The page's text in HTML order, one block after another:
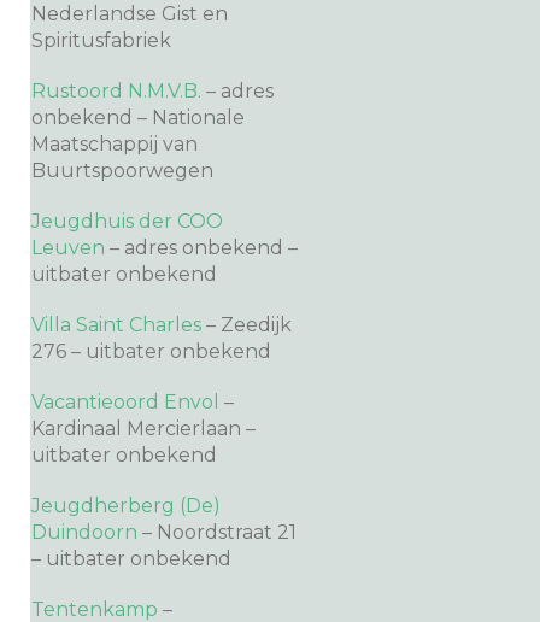
Nederlandse Gist en
Spiritusfabriek
Rustoord N.M.V.B. – adres
onbekend – Nationale
Maatschappij van
Buurtspoorwegen
Jeugdhuis der COO
Leuven – adres onbekend –
uitbater onbekend
Villa Saint Charles – Zeedijk
276 – uitbater onbekend
Vacantieoord Envol –
Kardinaal Mercierlaan –
uitbater onbekend
Jeugdherberg (De)
Duindoorn – Noordstraat 21
– uitbater onbekend
Tentenkamp –